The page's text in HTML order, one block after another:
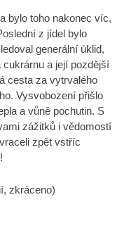
bylo toho nakonec víc,
z jídel bylo
generální úklid,
a její pozdější
cesta za vytrvalého
Vysvobození přišlo
a vůně pochutin. S
zážitků i vědomostí
zpět vstříc
zkráceno)